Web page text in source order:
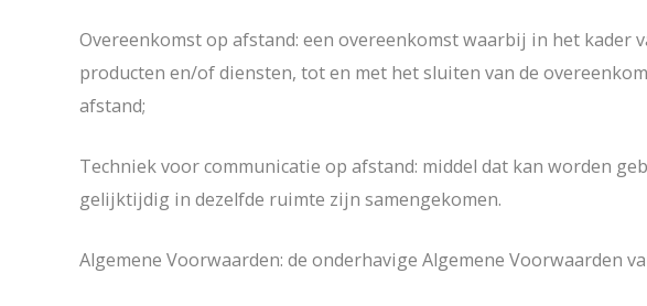
Overeenkomst op afstand: een overeenkomst waarbij in het kader
producten en/of diensten, tot en met het sluiten van de
afstand;
Techniek voor communicatie op afstand: middel dat kan worden
gelijktijdig in dezelfde ruimte zijn samengekomen.
Algemene Voorwaarden: de onderhavige Algemene Voorwaarden